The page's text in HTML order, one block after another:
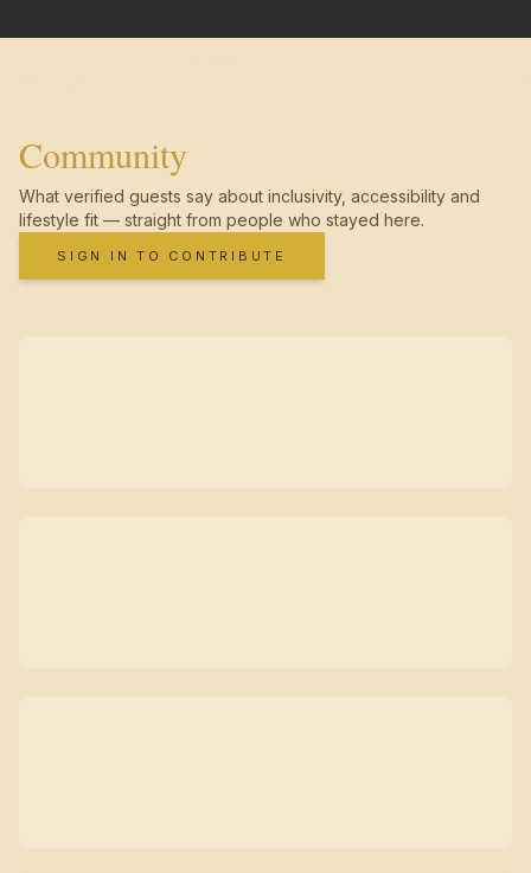
Community
What verified guests say about inclusivity, accessibility and
lifestyle fit — straight from people who stayed here.
SIGN IN TO CONTRIBUTE